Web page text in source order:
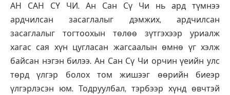
АН САН СҮ ЧИ. Ан Сан Сү Чи нь ард түмнээ
ардчилсан засаглалыг дэмжих, ардчилсан
засаглалыг тогтоохын төлөө зүтгэхээр уриалж
хагас сая хүн цугласан жагсаалын өмнө үг хэлж
байсан нэгэн билээ. Ан Сан Сү Чи орчин үеийн улс
төрд үлгэр болох том жишээг өөрийн биеэр
үлгэрлэсэн юм. Тодруулбал, тэрбээр хүнд өвчтэй